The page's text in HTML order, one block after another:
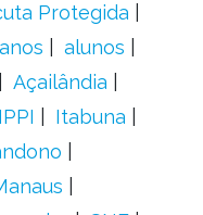
Protegida
alunos
Açailândia
Itabuna